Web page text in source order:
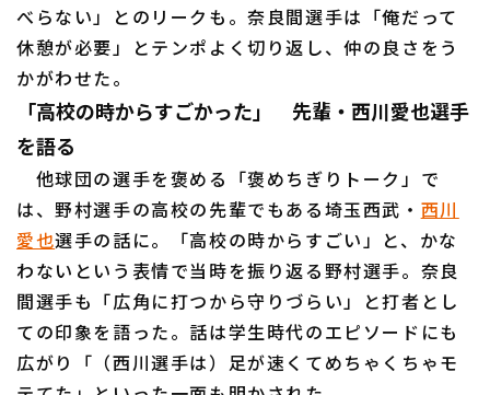
べらない」とのリークも。奈良間選手は「俺だって
休憩が必要」とテンポよく切り返し、仲の良さをう
かがわせた。
「高校の時からすごかった」 先輩・西川愛也選手
を語る
他球団の選手を褒める「褒めちぎりトーク」で
は、野村選手の高校の先輩でもある埼玉西武・ 西川
愛也選手の話に。「高校の時からすごい」と、かな
わないという表情で当時を振り返る野村選手。奈良
間選手も「広角に打つから守りづらい」と打者とし
ての印象を語った。話は学生時代のエピソードにも
広がり「（西川選手は）足が速くてめちゃくちゃモ